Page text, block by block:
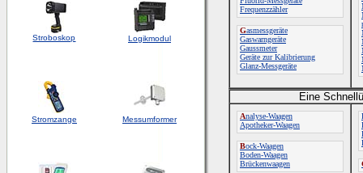
Stroboskop Logikmodul
Stromzange Messumformer
Frequenzzähler
Gasmessgeräte
Gaswarngeräte
Gaussmeter
Geräte zur Kalibrierung
Glanz-Messgeräte
Eine
Analyse-Waagen
Apotheker-Waagen
Bock-Waagen
Boden-Waagen
Brückenwaagen